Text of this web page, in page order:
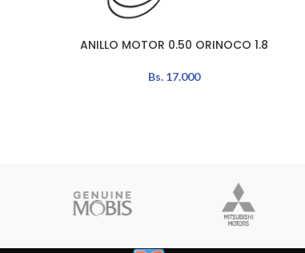
AÑADIR AL CARRITO
ANILLO MOTOR 0.50 ORINOCO 1.8
Bs. 17.000